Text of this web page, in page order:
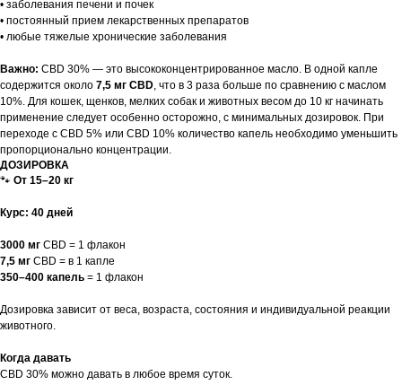
• заболевания печени и почек
• постоянный прием лекарственных препаратов
• любые тяжелые хронические заболевания
Важно: CBD 30% — это высококонцентрированное масло. В одной капле
содержится около 7,5 мг CBD, что в 3 раза больше по сравнению с маслом
10%. Для кошек, щенков, мелких собак и животных весом до 10 кг начинать
применение следует особенно осторожно, с минимальных дозировок. При
переходе с CBD 5% или CBD 10% количество капель необходимо уменьшить
пропорционально концентрации.
ДОЗИРОВКА
🐾 От 15–20 кг
Курс: 40 дней
3000 мг CBD = 1 флакон
7,5 мг CBD = в 1 капле
350–400 капель = 1 флакон
Дозировка зависит от веса, возраста, состояния и индивидуальной реакции
животного.
Когда давать
CBD 30% можно давать в любое время суток.